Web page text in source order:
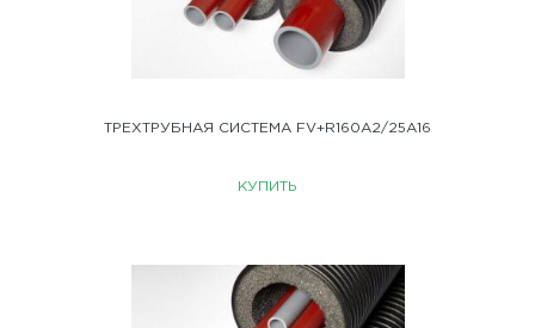
ТРЕХТРУБНАЯ СИСТЕМА FV+R160A2/25A16
КУПИТЬ